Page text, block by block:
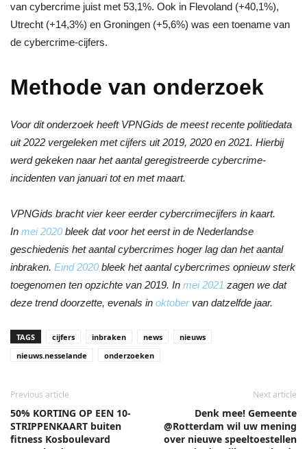
van cybercrime juist met 53,1%. Ook in Flevoland (+40,1%),
Utrecht (+14,3%) en Groningen (+5,6%) was een toename van
de cybercrime-cijfers.
Methode van onderzoek
Voor dit onderzoek heeft VPNGids de meest recente politiedata
uit 2022 vergeleken met cijfers uit 2019, 2020 en 2021. Hierbij
werd gekeken naar het aantal geregistreerde cybercrime-
incidenten van januari tot en met maart.
VPNGids bracht vier keer eerder cybercrimecijfers in kaart.
In mei 2020 bleek dat voor het eerst in de Nederlandse
geschiedenis het aantal cybercrimes hoger lag dan het aantal
inbraken. Eind 2020 bleek het aantal cybercrimes opnieuw sterk
toegenomen ten opzichte van 2019. In mei 2021 zagen we dat
deze trend doorzette, evenals in oktobervan datzelfde jaar.
TAGS cijfers inbraken news
nieuws
nieuws.nesselande
onderzoeken
Previous article
50% KORTING OP EEN 10-
STRIPPENKAART buiten
fitness Kosboulevard
Next article
Denk mee! Gemeente
@Rotterdam wil uw mening
over nieuwe speeltoestellen